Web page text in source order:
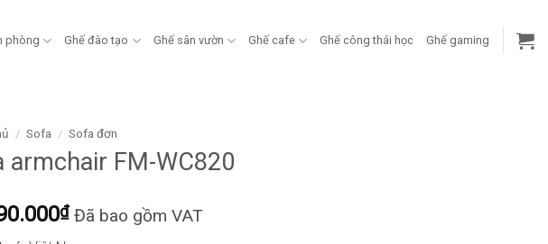
phòng Ghế đào tạo Ghế sân vườn Ghế cafe Ghế công thái học Ghế gaming
/ Sofa / Sofa đơn
armchair FM-WC820
₫ Đã bao gồm VAT